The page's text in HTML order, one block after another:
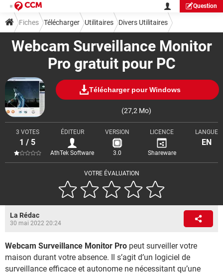
Question
Webcam Surveillance Monitor
Pro gratuit pour PC
Télécharger pour Windows
(27,2 Mo)
VOTRE ÉVALUATION
3 VOTES
1 / 5
ÉDITEUR
AthTek Software
VERSION
3.0
LICENCE
Shareware
LANGUE
EN
Fiches Télécharger Utilitaires Divers Utilitaires
La Rédac
30 mai 2022 20:24
Webcam Surveillance Monitor Pro peut surveiller votre
maison durant votre absence. Il s’agit d’un logiciel de
surveillance efficace et autonome ne nécessitant qu’une